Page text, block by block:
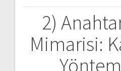
2)
Mimarisi: